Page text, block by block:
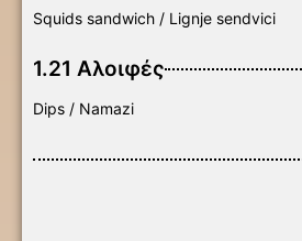
Squids sandwich / Lignje sendvici
1.21 Αλοιφές
Dips / Namazi